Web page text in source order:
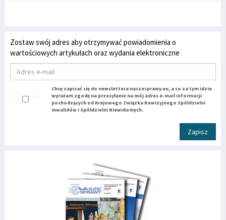
Zostaw swój adres aby otrzymywać powiadomienia o
wartościowych artykułach oraz wydania elektroniczne
Chcę zapisać się do newslettera naszesprawy.eu, a co za tym idzie
wyrażam zgodę na przesyłanie na mój adres e-mail informacji
pochodzących od Krajowego Związku Rewizyjnego Spółdzielni
Inwalidów i Spółdzielni Niewidomych.
Zapisz